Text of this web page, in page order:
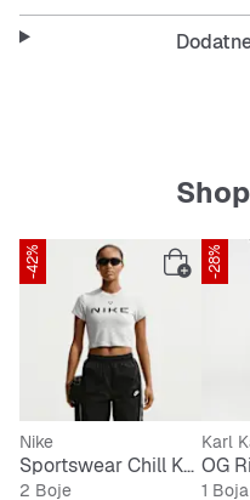
Slojevi od tekstila i
Reflektirajući detalji
Nisu prikladne kao
-42%
Nike
Sportswear Chill Knit Cropped T-Shirt
2 Boje
-28%
Karl
1 Boja